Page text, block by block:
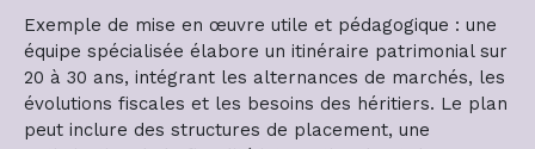
Exemple de mise en œuvre utile et pédagogique : une
équipe spécialisée élabore un itinéraire patrimonial sur
20 à 30 ans, intégrant les alternances de marchés, les
évolutions fiscales et les besoins des héritiers. Le plan
peut inclure des structures de placement, une